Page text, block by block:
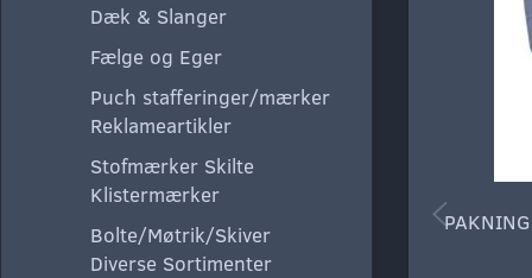
Dæk & Slanger
Fælge og Eger
Puch stafferinger/mærker
Reklameartikler
Stofmærker Skilte
Klistermærker
Bolte/Møtrik/Skiver
Diverse Sortimenter